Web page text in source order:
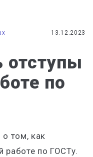
13.12.2023
отступы
по
о том, как
работе по ГОСТу.